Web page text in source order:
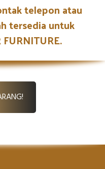
telepon atau
tersedia untuk